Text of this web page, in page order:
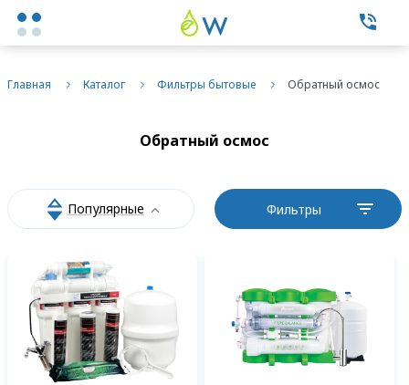
Каталог товаров
Экспертные услуги
Фильтры бытовые
О нас
Контакты
Главная Каталог Фильтры бытовые Обратный осмос
Обратный осмос
Фильтры
Популярные